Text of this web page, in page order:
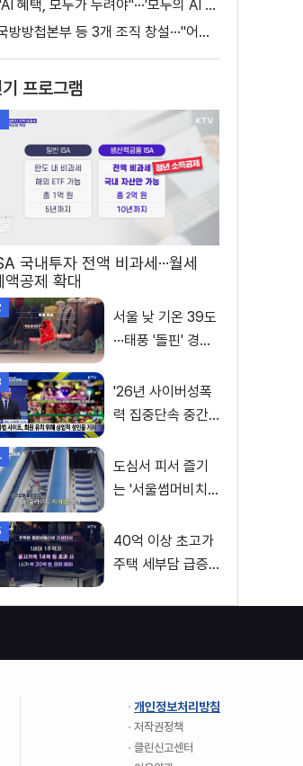
"AI 혜택, 모두가 누려야"···'모두의 AI 성장사다리' 출범
국방방첩본부 등 3개 조직 창설···"어두운 방첩사 결별"
프로그램
국내투자 전액 비과세···월세
액공제 확대
서울 낮 기온 39도
···태풍 '돌핀' 경로
'26년 사이버성폭
력 집중단속 중간
진계획은?
도심서 피서 즐기
는 '서울썸머비치'
40억 이상 초고가
주택 세부담 급증···
화
개인정보처리방침
저작권정책
클린신고센터